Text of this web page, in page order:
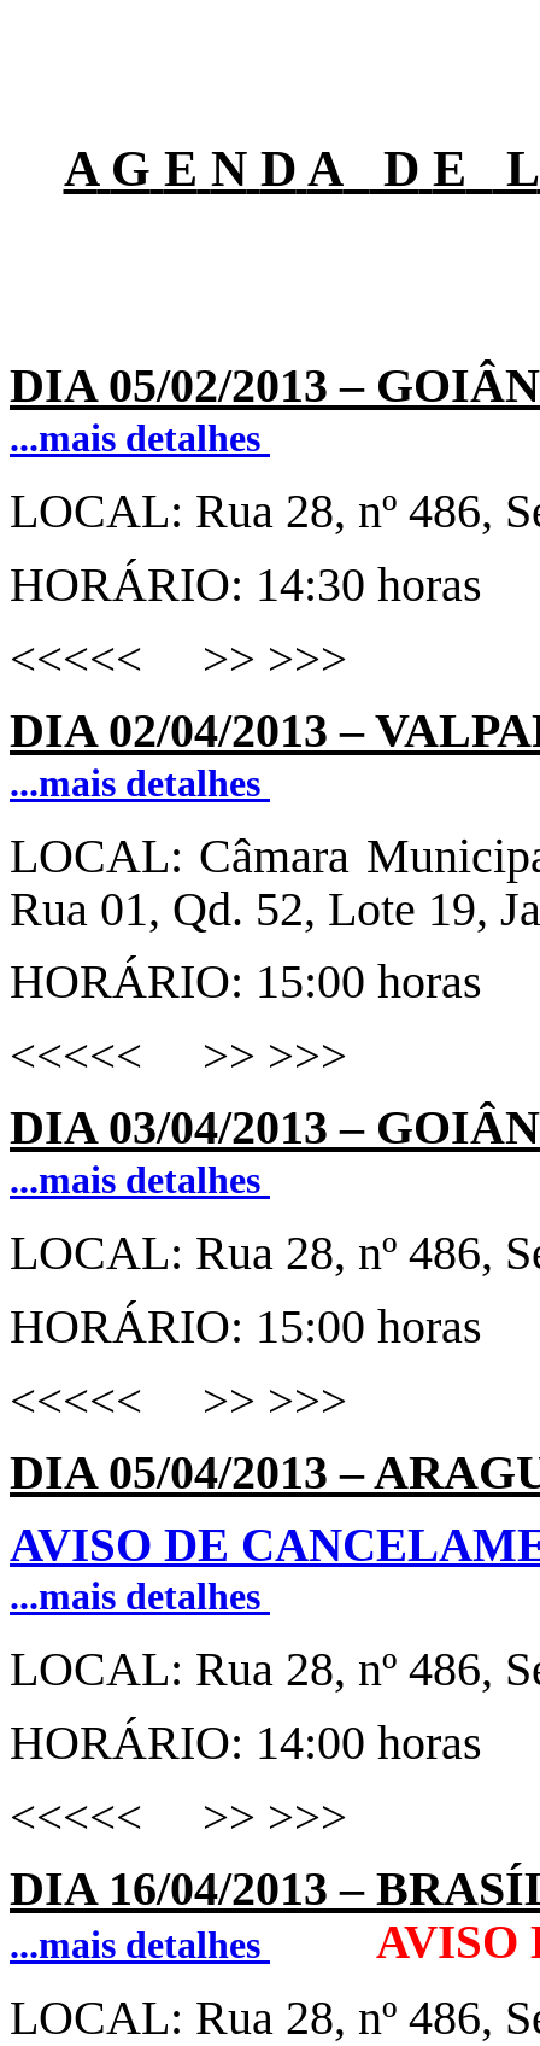
A G E N D A D E L
DIA 05/02/2013 –
...mais detalhes
LOCAL: Rua 28, nº 486,
HORÁRIO: 14:30 horas
<<<<< >> >>>
DIA 02/04/2013 –
...mais detalhes
LOCAL: Câmara
Rua 01, Qd. 52, Lote 19,
HORÁRIO: 15:00 horas
<<<<< >> >>>
DIA 03/04/2013 –
...mais detalhes
LOCAL: Rua 28, nº 486,
HORÁRIO: 15:00 horas
<<<<< >> >>>
DIA 05/04/2013 –
AVISO DE
...mais detalhes
LOCAL: Rua 28, nº 486,
HORÁRIO: 14:00 horas
<<<<< >> >>>
DIA 16/04/2013 –
...mais detalhes AVISO
LOCAL: Rua 28, nº 486,